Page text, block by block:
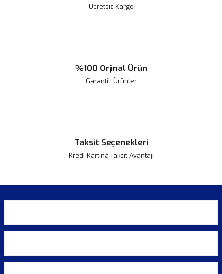
Ücretsiz Kargo
%100 Orjinal Ürün
Garantili Ürünler
Taksit Seçenekleri
Kredi Kartına Taksit Avantajı